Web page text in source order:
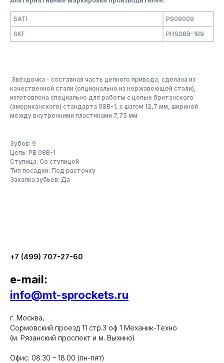
SATI
PS09009
SKF
PHS08B-1B9
Звёздочка – составная часть цепного привода, сделана из
качественной стали (опционально из нержавеющей стали),
изготовлена специально для работы с цепью британского
(американского) стандарта 08B-1, с шагом 12,7 мм, шириной
между внутренними пластинами 7,75 мм
Зубов: 9
Цепь: PB 08B-1
Ступица: Со ступицей
Тип посадки: Под расточку
Закалка зубьев: Да
+7 (499) 707-27-60
e-mail:
info@mt-sprockets.ru
г. Москва,
Сормовский проезд 11 стр.3 оф 1 Механик-Техно
(м. Рязанский проспект и м. Выхино)
Офис: 08.30 – 18.00 (пн-пят)